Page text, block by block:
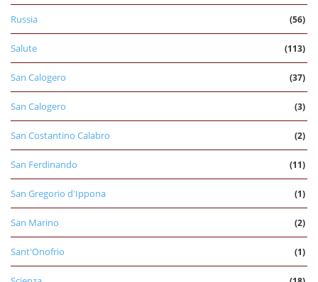
Russia (56)
Salute (113)
San Calogero (37)
San Calogero (3)
San Costantino Calabro (2)
San Ferdinando (11)
San Gregorio d'Ippona (1)
San Marino (2)
Sant'Onofrio (1)